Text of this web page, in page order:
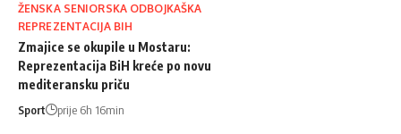
ŽENSKA SENIORSKA ODBOJKAŠKA
REPREZENTACIJA BIH
Zmajice se okupile u Mostaru:
Reprezentacija BiH kreće po novu
mediteransku priču
Sport prije 6h 16min